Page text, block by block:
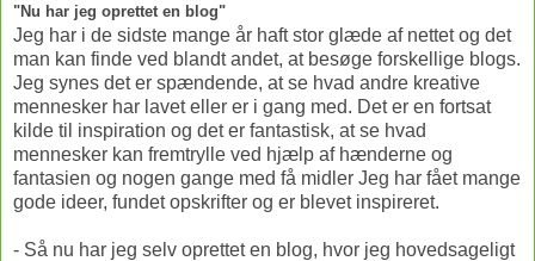
"Nu har jeg oprettet en blog"
Jeg har i de sidste mange år haft stor glæde af nettet og det
man kan finde ved blandt andet, at besøge forskellige blogs.
Jeg synes det er spændende, at se hvad andre kreative
mennesker har lavet eller er i gang med. Det er en fortsat
kilde til inspiration og det er fantastisk, at se hvad
mennesker kan fremtrylle ved hjælp af hænderne og
fantasien og nogen gange med få midler Jeg har fået mange
gode ideer, fundet opskrifter og er blevet inspireret.
- Så nu har jeg selv oprettet en blog, hvor jeg hovedsageligt